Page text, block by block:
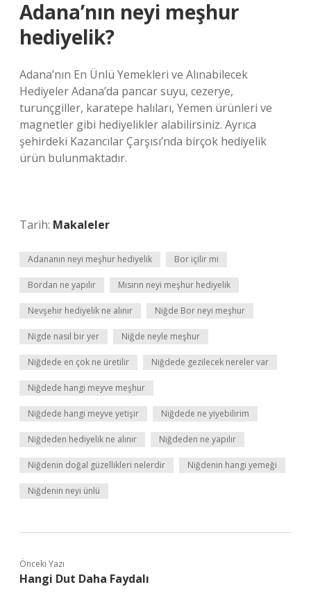
Adana’nın neyi meşhur
hediyelik?
Adana’nın En Ünlü Yemekleri ve Alınabilecek
Hediyeler Adana’da pancar suyu, cezerye,
turunçgiller, karatepe halıları, Yemen ürünleri ve
magnetler gibi hediyelikler alabilirsiniz. Ayrıca
şehirdeki Kazancılar Çarşısı’nda birçok hediyelik
ürün bulunmaktadır.
Tarih: Makaleler
Adananın neyi meşhur hediyelik Bor içilir mi
Bordan ne yapılır Mısırın neyi meşhur hediyelik
Nevşehir hediyelik ne alınır Niğde Bor neyi meşhur
Nigde nasıl bir yer Niğde neyle meşhur
Niğdede en çok ne üretilir Niğdede gezilecek nereler var
Niğdede hangi meyve meşhur
Niğdede hangi meyve yetişir Niğdede ne yiyebilirim
Niğdeden hediyelik ne alınır Niğdeden ne yapılır
Niğdenin doğal güzellikleri nelerdir Niğdenin hangi yemeği
Niğdenin neyi ünlü
Önceki Yazı
Hangi Dut Daha Faydalı